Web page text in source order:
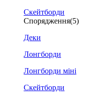
Скейтборди
Спорядження(5)
Деки
Лонгборди
Лонгборди міні
Скейтборди